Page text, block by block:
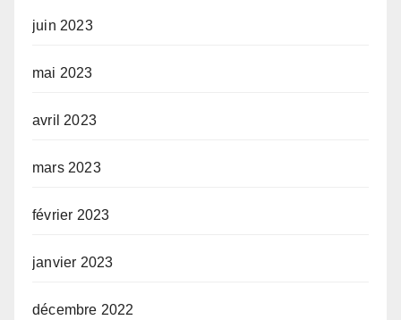
juin 2023
mai 2023
avril 2023
mars 2023
février 2023
janvier 2023
décembre 2022